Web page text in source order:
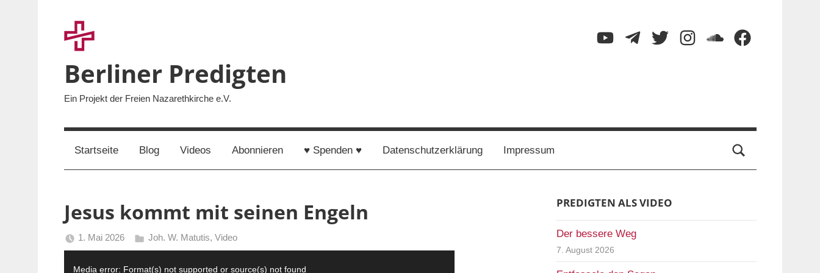
Berliner Predigten
Ein Projekt der Freien Nazarethkirche e.V.
YouTubeTelegramTwitterInstagramSoundCloud
Facebook
Startseite Blog Videos Abonnieren ♥ Spenden ♥ Datenschutzerklärung Impressum
Jesus kommt mit seinen Engeln
1. Mai 2026
Berliner
Predigten
Joh. W. Matutis, Video
Media error: Format(s) not supported or source(s) not found
PREDIGTEN ALS VIDEO
Der bessere Weg
7. August 2026